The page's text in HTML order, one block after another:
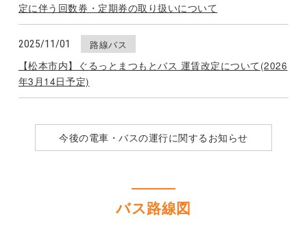
定に伴う回数券・定期券の取り扱いについて
2025/11/01 路線バス
【松本市内】ぐるっとまつもとバス 運賃改定について(2026
年3月14日予定)
今後の電車・バスの運行に関するお知らせ
バス路線図